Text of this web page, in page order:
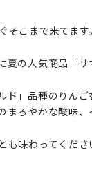
こまで来てます。
夏の人気商品「
ド」品種のりん
ろやかな酸味
味わってくださ